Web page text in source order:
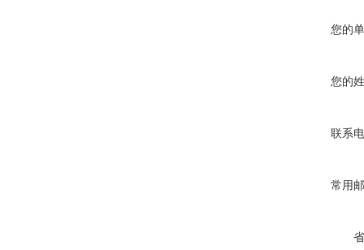
您的
您的
联系
常用